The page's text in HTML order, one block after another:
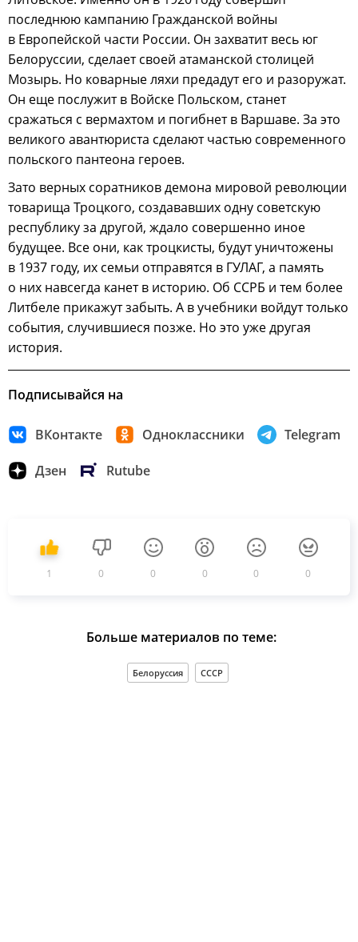
последнюю кампанию Гражданской войны
в Европейской части России. Он захватит весь юг
Белоруссии, сделает своей атаманской столицей
Мозырь. Но коварные ляхи предадут его и разоружат.
Он еще послужит в Войске Польском, станет
сражаться с вермахтом и погибнет в Варшаве. За это
великого авантюриста сделают частью современного
польского пантеона героев.
Зато верных соратников демона мировой революции
товарища Троцкого, создававших одну советскую
республику за другой, ждало совершенно иное
будущее. Все они, как троцкисты, будут уничтожены
в 1937 году, их семьи отправятся в ГУЛАГ, а память
о них навсегда канет в историю. Об ССРБ и тем более
Литбеле прикажут забыть. А в учебники войдут только
события, случившиеся позже. Но это уже другая
история.
Подписывайся на
ВКонтакте Одноклассники Telegram
Дзен Rutube
1 0 0 0 0 0
Больше материалов по теме:
Белоруссия СССР